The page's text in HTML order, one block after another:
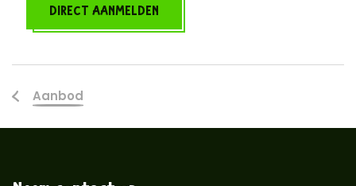
DIRECT AANMELDEN
Aanbod